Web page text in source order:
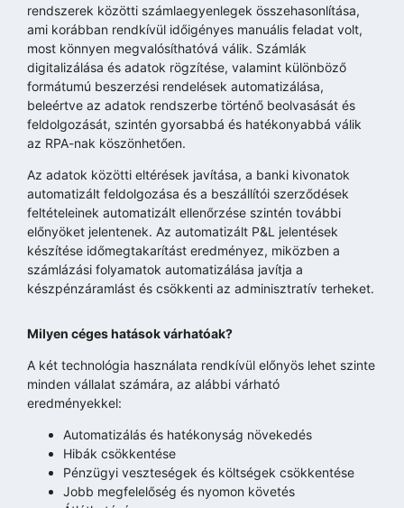
rendszerek közötti számlaegyenlegek összehasonlítása,
ami korábban rendkívül időigényes manuális feladat volt,
most könnyen megvalósíthatóvá válik. Számlák
digitalizálása és adatok rögzítése, valamint különböző
formátumú beszerzési rendelések automatizálása,
beleértve az adatok rendszerbe történő beolvasását és
feldolgozását, szintén gyorsabbá és hatékonyabbá válik
az RPA-nak köszönhetően.
Az adatok közötti eltérések javítása, a banki kivonatok
automatizált feldolgozása és a beszállítói szerződések
feltételeinek automatizált ellenőrzése szintén további
előnyöket jelentenek. Az automatizált P&L jelentések
készítése időmegtakarítást eredményez, miközben a
számlázási folyamatok automatizálása javítja a
készpénzáramlást és csökkenti az adminisztratív terheket.
Milyen céges hatások várhatóak?
A két technológia használata rendkívül előnyös lehet szinte
minden vállalat számára, az alábbi várható
eredményekkel:
Automatizálás és hatékonyság növekedés
Hibák csökkentése
Pénzügyi veszteségek és költségek csökkentése
Jobb megfelelőség és nyomon követés